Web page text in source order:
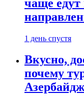
чаще
1 день спустя
Вкусно,
почему